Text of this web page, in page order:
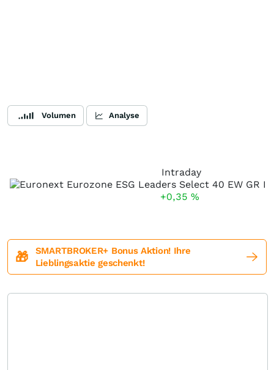
Volumen Analyse
Intraday
+0,35 %
🎁
SMARTBROKER+ Bonus Aktion! Ihre
Lieblingsaktie geschenkt!